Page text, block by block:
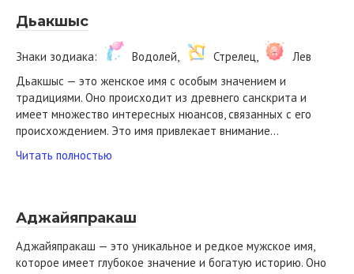
Дьакшыс
Знаки зодиака: Водолей, Стрелец,
Лев
Дьакшыс — это женское имя с особым значением и
традициями. Оно происходит из древнего санскрита и
имеет множество интересных нюансов, связанных с его
происхождением. Это имя привлекает внимание…
Читать полностью
Аджайяпракаш
Аджайяпракаш — это уникальное и редкое мужское имя,
которое имеет глубокое значение и богатую историю. Оно